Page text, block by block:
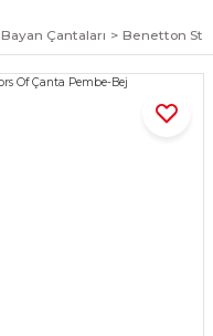
Bayan Çantaları Benetton St